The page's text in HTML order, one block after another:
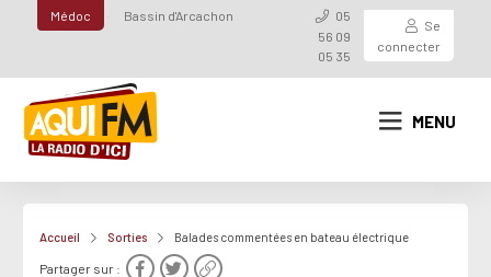
Médoc Bassin d'Arcachon
05
56 09
05 35
Se
connecter
MENU
Accueil Sorties Balades commentées en bateau électrique
Partager sur :